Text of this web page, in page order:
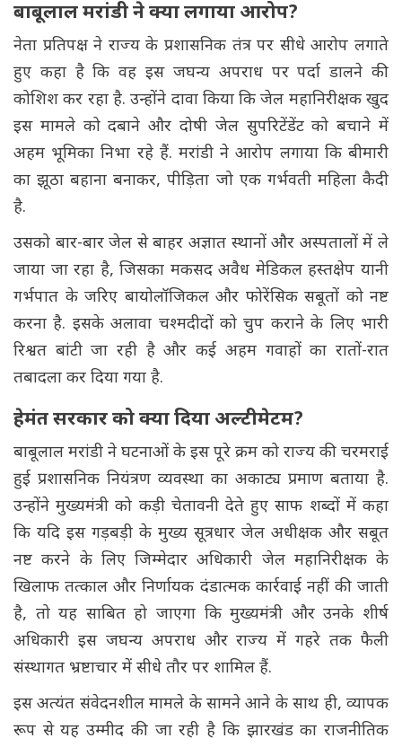
बाबूलाल मरांडी ने क्या लगाया आरोप?
नेता प्रतिपक्ष ने राज्य के प्रशासनिक तंत्र पर सीधे आरोप लगाते
हुए कहा है कि वह इस जघन्य अपराध पर पर्दा डालने की
कोशिश कर रहा है. उन्होंने दावा किया कि जेल महानिरीक्षक खुद
इस मामले को दबाने और दोषी जेल सुपरिटेंडेंट को बचाने में
अहम भूमिका निभा रहे हैं. मरांडी ने आरोप लगाया कि बीमारी
का झूठा बहाना बनाकर, पीड़िता जो एक गर्भवती महिला कैदी
है.
उसको बार-बार जेल से बाहर अज्ञात स्थानों और अस्पतालों में ले
जाया जा रहा है, जिसका मकसद अवैध मेडिकल हस्तक्षेप यानी
गर्भपात के जरिए बायोलॉजिकल और फोरेंसिक सबूतों को नष्ट
करना है. इसके अलावा चश्मदीदों को चुप कराने के लिए भारी
रिश्वत बांटी जा रही है और कई अहम गवाहों का रातों-रात
तबादला कर दिया गया है.
हेमंत सरकार को क्या दिया अल्टीमेटम?
बाबूलाल मरांडी ने घटनाओं के इस पूरे क्रम को राज्य की चरमराई
हुई प्रशासनिक नियंत्रण व्यवस्था का अकाट्य प्रमाण बताया है.
उन्होंने मुख्यमंत्री को कड़ी चेतावनी देते हुए साफ शब्दों में कहा
कि यदि इस गड़बड़ी के मुख्य सूत्रधार जेल अधीक्षक और सबूत
नष्ट करने के लिए जिम्मेदार अधिकारी जेल महानिरीक्षक के
खिलाफ तत्काल और निर्णायक दंडात्मक कार्रवाई नहीं की जाती
है, तो यह साबित हो जाएगा कि मुख्यमंत्री और उनके शीर्ष
अधिकारी इस जघन्य अपराध और राज्य में गहरे तक फैली
संस्थागत भ्रष्टाचार में सीधे तौर पर शामिल हैं.
इस अत्यंत संवेदनशील मामले के सामने आने के साथ ही, व्यापक
रूप से यह उम्मीद की जा रही है कि झारखंड का राजनीतिक